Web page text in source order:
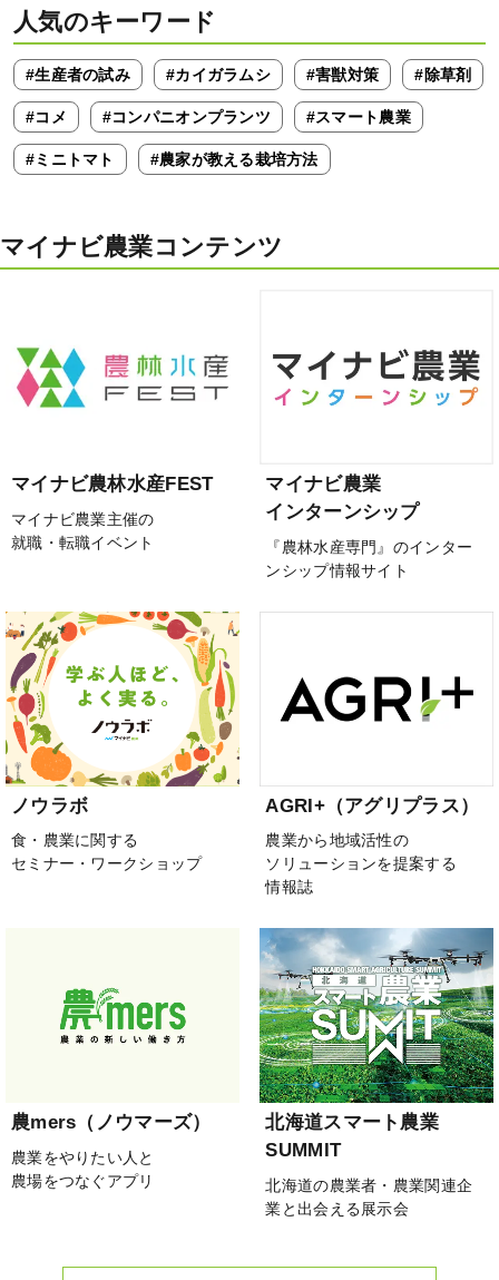
人気のキーワード
#生産者の試み #カイガラムシ #害獣対策 #除草剤
#コメ #コンパニオンプランツ #スマート農業
#ミニトマト #農家が教える栽培方法
マイナビ農業コンテンツ
マイナビ農林水産FEST
マイナビ農業主催の
就職・転職イベント
マイナビ農業
インターンシップ
『農林水産専門』のインター
ンシップ情報サイト
ノウラボ
食・農業に関する
セミナー・ワークショップ
AGRI+（アグリプラス）
農業から地域活性の
ソリューションを提案する
情報誌
農mers（ノウマーズ）
農業をやりたい人と
農場をつなぐアプリ
北海道スマート農業
SUMMIT
北海道の農業者・農業関連企
業と出会える展示会